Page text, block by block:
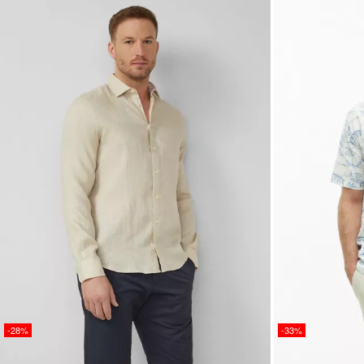
-28% -33%